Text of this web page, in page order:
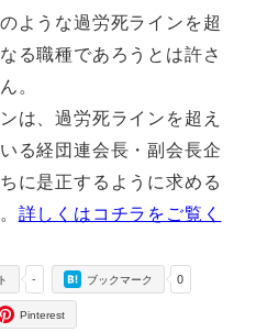
ような過労死ラインを超
る職種であろうとは許さ
。
は、過労死ラインを超え
る経団連会長・副会長企
に是正するように求める
詳しくはコチラをご覧く
- 0
ブックマーク
Pinterest